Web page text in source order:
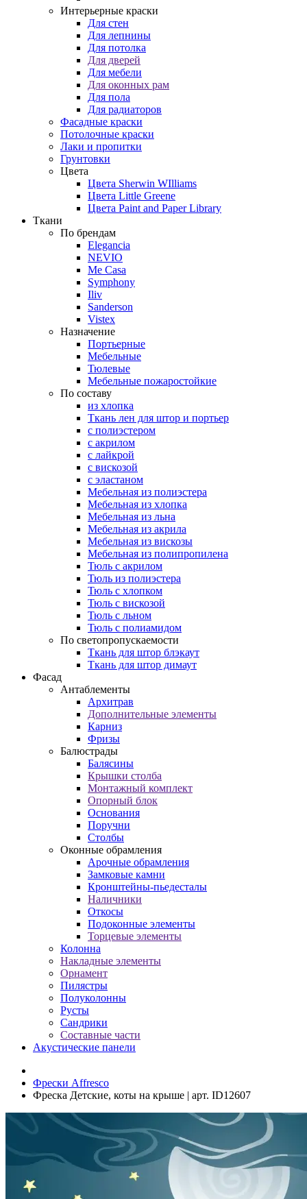
Интерьерные краски
Для стен
Для лепнины
Для потолка
Для дверей
Для мебели
Для оконных рам
Для пола
Для радиаторов
Фасадные краски
Потолочные краски
Лаки и пропитки
Грунтовки
Цвета
Цвета Sherwin WIlliams
Цвета Little Greene
Цвета Paint and Paper Library
Ткани
По брендам
Elegancia
NEVIO
Me Casa
Symphony
Iliv
Sanderson
Vistex
Назначение
Портьерные
Мебельные
Тюлевые
Мебельные пожаростойкие
По составу
из хлопка
Ткань лен для штор и портьер
с полиэстером
с акрилом
с лайкрой
с вискозой
с эластаном
Мебельная из полиэстера
Мебельная из хлопка
Мебельная из льна
Мебельная из акрила
Мебельная из вискозы
Мебельная из полипропилена
Тюль с акрилом
Тюль из полиэстера
Тюль с хлопком
Тюль с вискозой
Тюль с льном
Тюль с полиамидом
По светопропускаемости
Ткань для штор блэкаут
Ткань для штор димаут
Фасад
Антаблементы
Архитрав
Дополнительные элементы
Карниз
Фризы
Балюстрады
Балясины
Крышки столба
Монтажный комплект
Опорный блок
Основания
Поручни
Столбы
Оконные обрамления
Арочные обрамления
Замковые камни
Кронштейны-пьедесталы
Наличники
Откосы
Подоконные элементы
Торцевые элементы
Колонна
Накладные элементы
Орнамент
Пилястры
Полуколонны
Русты
Сандрики
Составные части
Акустические панели
Фрески Affresco
Фреска Детские, коты на крыше | арт. ID12607